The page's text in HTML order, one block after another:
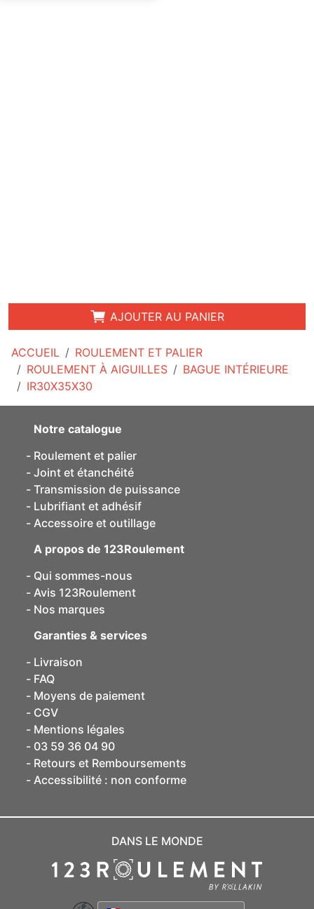
ACCUEIL
ROULEMENT ET PALIER
ROULEMENT À AIGUILLES
BAGUE INTÉRIEURE
IR30X35X30
AJOUTER AU PANIER
Notre catalogue
Roulement et palier
Joint et étanchéité
Transmission de puissance
Lubrifiant et adhésif
Accessoire et outillage
A propos de 123Roulement
Qui sommes-nous
Avis 123Roulement
Nos marques
Garanties & services
Livraison
FAQ
Moyens de paiement
CGV
Mentions légales
03 59 36 04 90
Retours et Remboursements
Accessibilité : non conforme
DANS LE MONDE